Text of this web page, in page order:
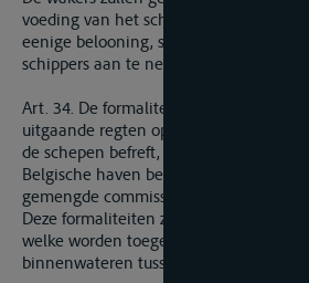
voeding van het scheepsvolk, doch het
eenige belooning, schadeloosstelling of
schippers aan te nemen.
Art. 34. De formaliteiten der
uitgaande regten op Nederlandsch
de schepen befreft, welke zich van
Belgische haven begeven, en vice
gemengde commissie te Antwerpen
Deze formaliteiten zullen niet
welke worden toegelaten voor de
binnenwateren tusschen de Schelde en